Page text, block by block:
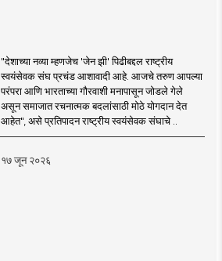
"देशाच्या नव्या म्हणजेच 'जेन झी' पिढीबद्दल राष्ट्रीय
स्वयंसेवक संघ प्रचंड आशावादी आहे. आजचे तरुण आपल्या
परंपरा आणि भारताच्या गौरवाशी मनापासून जोडले गेले
असून समाजात रचनात्मक बदलांसाठी मोठे योगदान देत
आहेत", असे प्रतिपादन राष्ट्रीय स्वयंसेवक संघाचे ..
१७ जून २०२६